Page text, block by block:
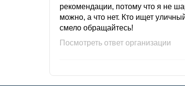
рекомендации, потому что я не
можно, а что нет. Кто ищет
смело обращайтесь!
Посмотреть ответ организации